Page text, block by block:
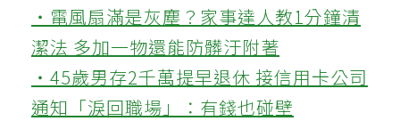
‧電風扇滿是灰塵？家事達人教1分鐘清
潔法 多加一物還能防髒汙附著
‧45歲男存2千萬提早退休 接信用卡公司
通知「淚回職場」：有錢也碰壁